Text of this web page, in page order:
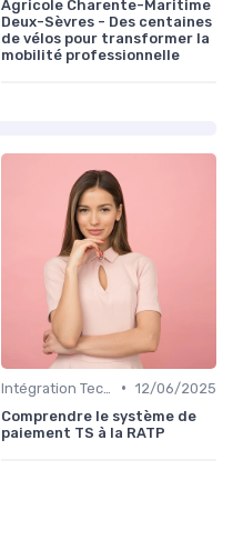
Agricole Charente-Maritime
Deux-Sèvres - Des centaines
de vélos pour transformer la
mobilité professionnelle
• 12/06/2025
Comprendre le système de
paiement TS à la RATP